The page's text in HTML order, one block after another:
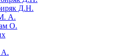
Д.Н.
А.
О.
А.